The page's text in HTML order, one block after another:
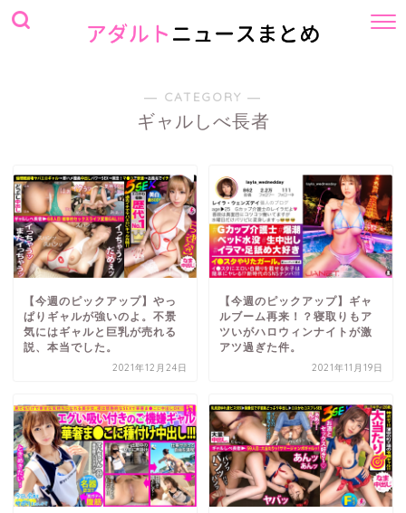
― CATEGORY ―
ギャルしべ長者
【今週のピックアップ】やっ
ぱりギャルが強いのよ。不景
気にはギャルと巨乳が売れる
説、本当でした。
2021年12月24日
【今週のピックアップ】ギャ
ルブーム再来！？寝取りもア
ツいがハロウィンナイトが激
アツ過ぎた件。
2021年11月19日